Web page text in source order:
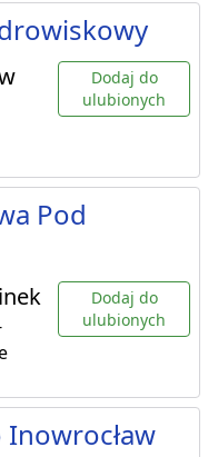
Dodaj do
ulubionych
Pod
Dodaj do
ulubionych